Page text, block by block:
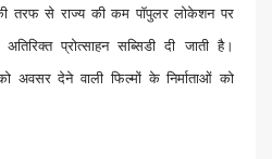
तरफ से राज्य की कम पॉपुलर लोकेशन पर
प्रोत्साहन सब्सिडी दी जाती है।
अवसर देने वाली फिल्मों के निर्माताओं को